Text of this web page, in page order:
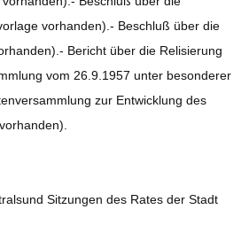
vorhanden).- Beschluß über die
Bericht über die Relisierung
vom 26.9.1957 unter besonderer
zur Entwicklung des
Sitzungen des Rates der Stadt